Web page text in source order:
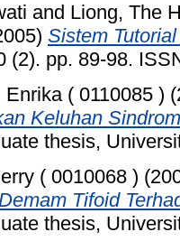
and Liong, The
Sistem
(2). pp. 89-98.
( 0110085 )
Keluhan
thesis,
( 0010068 )
Tifoid
thesis,